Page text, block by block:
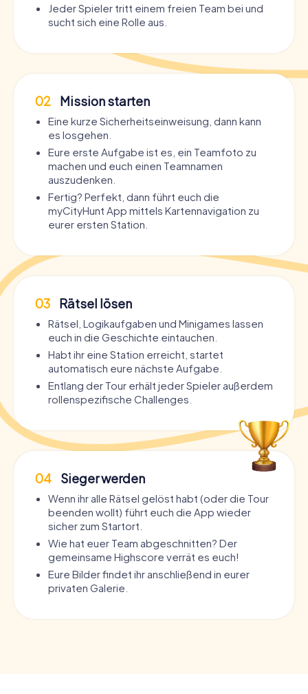
Jeder Spieler tritt einem freien Team bei und
sucht sich eine Rolle aus.
02 Mission starten
Eine kurze Sicherheitseinweisung, dann kann
es losgehen.
Eure erste Aufgabe ist es, ein Teamfoto zu
machen und euch einen Teamnamen
auszudenken.
Fertig? Perfekt, dann führt euch die
myCityHunt App mittels Kartennavigation zu
eurer ersten Station.
03 Rätsel lösen
Rätsel, Logikaufgaben und Minigames lassen
euch in die Geschichte eintauchen.
Habt ihr eine Station erreicht, startet
automatisch eure nächste Aufgabe.
Entlang der Tour erhält jeder Spieler außerdem
rollenspezifische Challenges.
04 Sieger werden
Wenn ihr alle Rätsel gelöst habt (oder die Tour
beenden wollt) führt euch die App wieder
sicher zum Startort.
Wie hat euer Team abgeschnitten? Der
gemeinsame Highscore verrät es euch!
Eure Bilder findet ihr anschließend in eurer
privaten Galerie.